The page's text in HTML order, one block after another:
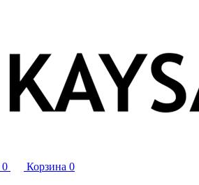
0 Корзина 0